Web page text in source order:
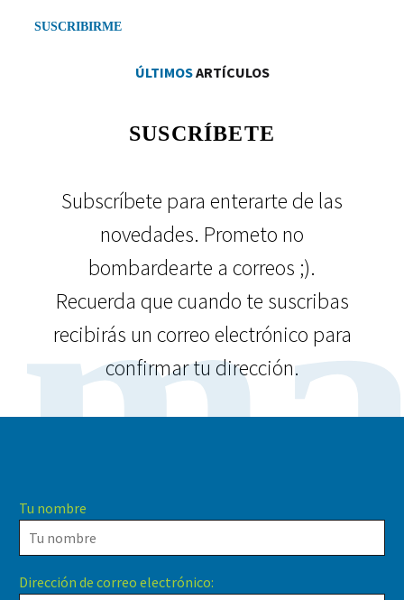
ÚLTIMOSARTÍCULOS
SUSCRÍBETE
Subscríbete para enterarte de las
novedades. Prometo no
bombardearte a correos ;).
Recuerda que cuando te suscribas
recibirás un correo electrónico para
confirmar tu dirección.
Tu nombre
Dirección de correo electrónico: